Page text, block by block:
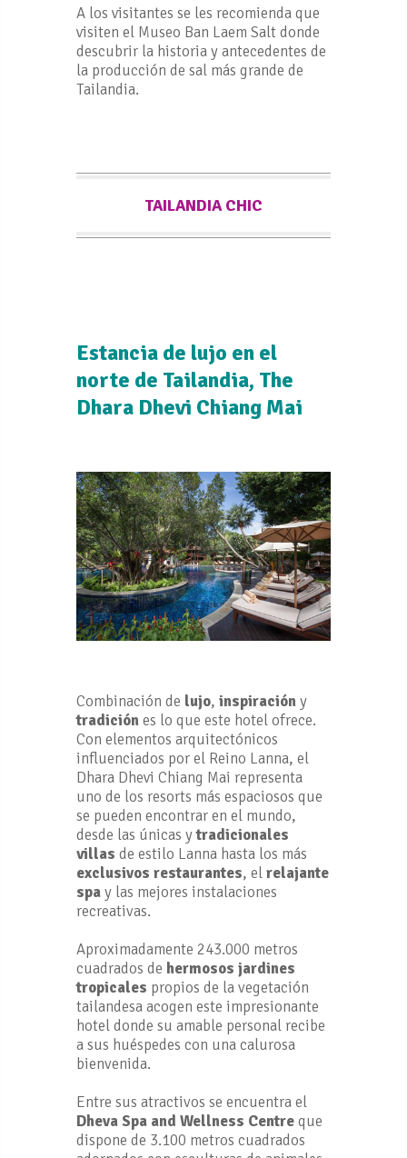
A los visitantes se les recomienda que
visiten el Museo Ban Laem Salt donde
descubrir la historia y antecedentes de
la producción de sal más grande de
Tailandia.
TAILANDIA CHIC
Estancia de lujo en el
norte de Tailandia, The
Dhara Dhevi Chiang Mai
Combinación de lujo, inspiracióny
tradiciónes lo que este hotel ofrece.
Con elementos arquitectónicos
influenciados por el Reino Lanna, el
Dhara Dhevi Chiang Mai representa
uno de los resorts más espaciosos que
se pueden encontrar en el mundo,
desde las únicas ytradicionales
villas de estilo Lanna hasta los más
exclusivos restaurantes, elrelajante
spay las mejores instalaciones
recreativas.
Aproximadamente 243.000 metros
cuadrados de hermosos jardines
tropicales propios de la vegetación
tailandesa acogen este impresionante
hotel donde su amable personal recibe
a sus huéspedes con una calurosa
bienvenida.
Entre sus atractivos se encuentra el
Dheva Spa and Wellness Centreque
dispone de 3.100 metros cuadrados